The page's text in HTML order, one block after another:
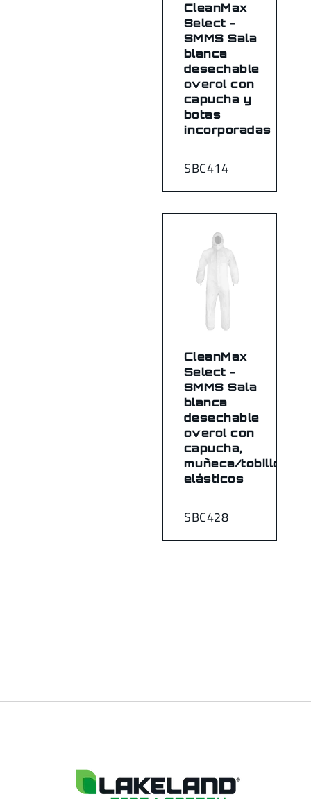
SBC414
CleanMax
Select -
SMMS Sala
blanca
desechable
overol con
capucha y
botas
incorporadas
SBC428
CleanMax
Select -
SMMS Sala
blanca
desechable
overol con
capucha,
muñeca/tobillo
elásticos